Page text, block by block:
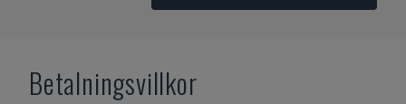
Betalningsvillkor